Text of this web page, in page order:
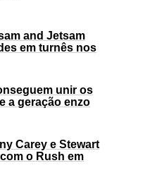
and Jetsam
em turnês nos
unir os
a geração enzo
Carey e Stewart
o Rush em